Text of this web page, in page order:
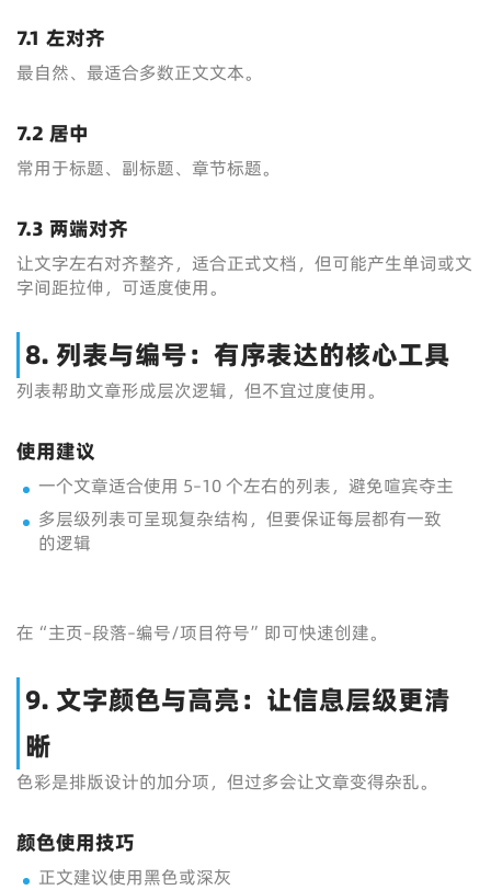
7.1 左对齐
最自然、最适合多数正文文本。
7.2 居中
常用于标题、副标题、章节标题。
7.3 两端对齐
让文字左右对齐整齐，适合正式文档，但可能产生单词或文
字间距拉伸，可适度使用。
8. 列表与编号：有序表达的核心工具
列表帮助文章形成层次逻辑，但不宜过度使用。
使用建议
一个文章适合使用 5–10 个左右的列表，避免喧宾夺主
多层级列表可呈现复杂结构，但要保证每层都有一致
的逻辑
在“主页–段落–编号/项目符号”即可快速创建。
9. 文字颜色与高亮：让信息层级更清
晰
色彩是排版设计的加分项，但过多会让文章变得杂乱。
颜色使用技巧
正文建议使用黑色或深灰